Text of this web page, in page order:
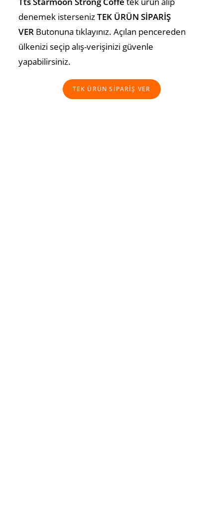
denemek istersenizTEK ÜRÜN SİPARİŞ
VER Butonuna tıklayınız. Açılan pencereden
ülkenizi seçip alış-verişinizi güvenle
yapabilirsiniz.
TEK ÜRÜN SİPARİŞ VER